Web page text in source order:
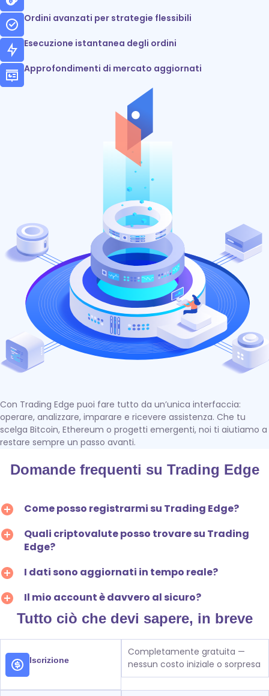
Ordini avanzati per strategie flessibili
Esecuzione istantanea degli ordini
Approfondimenti di mercato aggiornati
Con Trading Edge puoi fare tutto da un’unica interfaccia:
operare, analizzare, imparare e ricevere assistenza. Che tu
scelga Bitcoin, Ethereum o progetti emergenti, noi ti aiutiamo a
restare sempre un passo avanti.
Domande frequenti su Trading Edge
Come posso registrarmi su Trading Edge?
Quali criptovalute posso trovare su Trading
Edge?
I dati sono aggiornati in tempo reale?
Il mio account è davvero al sicuro?
Tutto ciò che devi sapere, in breve
Iscrizione
Completamente gratuita —
nessun costo iniziale o sorpresa